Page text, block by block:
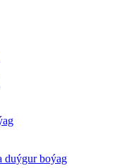
duýgur boýag